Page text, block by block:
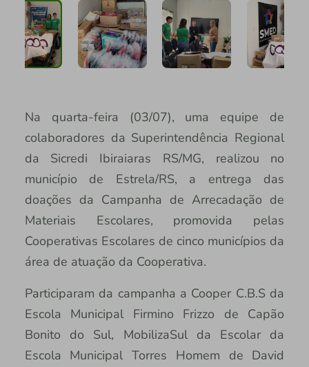
Na quarta-feira (03/07), uma equipe de
colaboradores da Superintendência Regional
da Sicredi Ibiraiaras RS/MG, realizou no
município de Estrela/RS, a entrega das
doações da Campanha de Arrecadação de
Materiais Escolares, promovida pelas
Cooperativas Escolares de cinco municípios da
área de atuação da Cooperativa.
Participaram da campanha a Cooper C.B.S da
Escola Municipal Firmino Frizzo de Capão
Bonito do Sul, MobilizaSul da Escolar da
Escola Municipal Torres Homem de David